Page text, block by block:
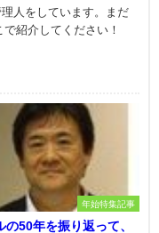
人をしています。まだ
紹介してください！
年始特集記事
の50年を振り返って、